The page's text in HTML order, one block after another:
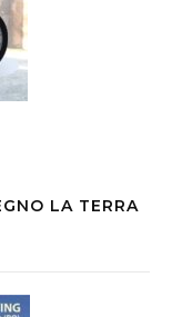
LA TERRA